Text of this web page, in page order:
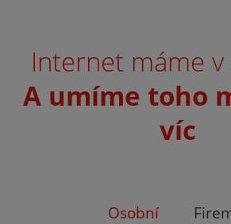
Internet máme v
A umíme toho
víc
Osobní